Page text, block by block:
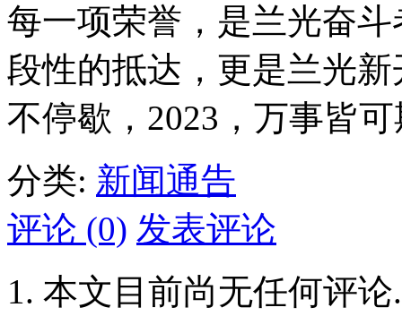
每一项荣誉，是兰光奋
段性的抵达，更是兰光
不停歇，2023，万事皆
分类: 新闻通告
评论 (0) 发表评论
本文目前尚无任何评论.